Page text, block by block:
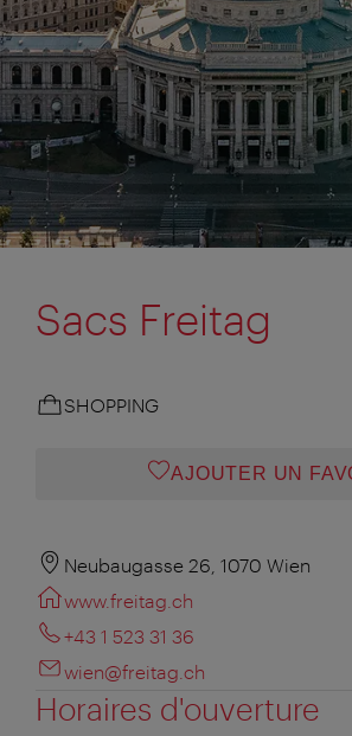
Sacs Freitag
SHOPPING
AJOUTER UN
Neubaugasse 26, 1070 Wien
www.freitag.ch
+43 1 523 31 36
wien@freitag.ch
Horaires d'ouverture